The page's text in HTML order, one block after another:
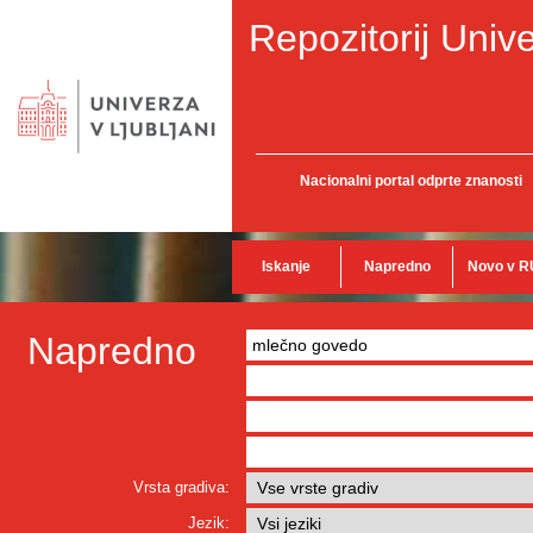
Repozitorij
Nacionalni portal odprte znanosti
Iskanje Napredno Novo v
Napredno
Vrsta gradiva:
Jezik: